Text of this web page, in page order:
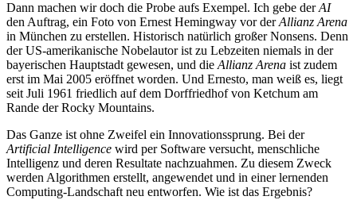
Dann machen wir doch die Probe aufs Exempel. Ich gebe derAI
den Auftrag, ein Foto von Ernest Hemingway vor derAllianz Arena
in München zu erstellen. Historisch natürlich großer Nonsens. Denn
der US-amerikanische Nobelautor ist zu Lebzeiten niemals in der
bayerischen Hauptstadt gewesen, und die Allianz Arena ist zudem
erst im Mai 2005 eröffnet worden. Und Ernesto, man weiß es, liegt
seit Juli 1961 friedlich auf dem Dorffriedhof von Ketchum am
Rande der Rocky Mountains.
Das Ganze ist ohne Zweifel ein Innovationssprung. Bei der
Artificial Intelligence wird per Software versucht, menschliche
Intelligenz und deren Resultate nachzuahmen. Zu diesem Zweck
werden Algorithmen erstellt, angewendet und in einer lernenden
Computing-Landschaft neu entworfen. Wie ist das Ergebnis?